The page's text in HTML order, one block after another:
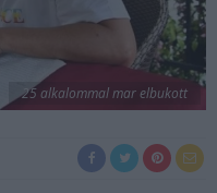
25 alkalommal mar elbukott